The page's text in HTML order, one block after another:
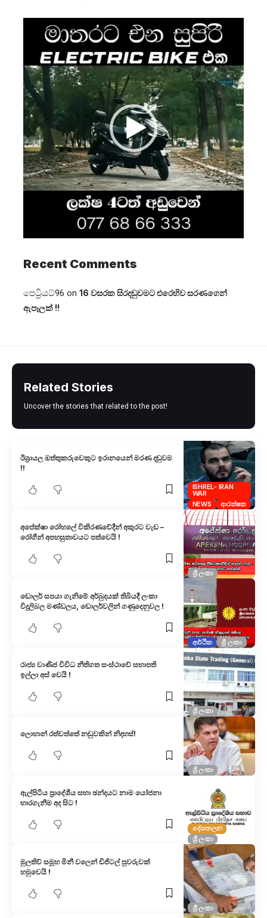
Player
Recent Comments
පෙට්‍රියට්96 on 16 වසරක සිරදඬුවමට එරෙහිව සරණගෙන්
ඇපෑලක් !!
Related Stories
Uncover the stories that related to the post!
ISHREL- IRAN
WAR
NEWS
ආරක්ෂක
ඊශ්‍රායල ඔත්තුකරුවෙකුට ඉරානයෙන් මරණ දඬුවම
!!
ශ්‍රී ලංකා
අපේක්ෂා රෝහලේ විකිරණවේදීන් අකුරට වැඩ –
රෝගීන් අපහසුතාවයට පත්වෙයි !
ආර්ථික ශ්‍රී ලංකා
ඩොලර් සපයා ගැනිමේ අර්බුදයක් තිබියදී ලංකා
විදුලිබල මණ්ඩලය, ඩොලර්වලින් ගණුදෙනුවල !
ශ්‍රී ලංකා
රාජ්‍ය වාණිජ විවිධ නීතිගත සංස්ථාවේ සභාපති
ඉල්ලා අස් වෙයි !
ශ්‍රී ලංකා
ලොහාන් රත්වත්තේ නඩුවකින් නිදහස්!
දේශපාලන
ශ්‍රී ලංකා
ඇල්පිටිය ප්‍රාදේශීය සභා ඡන්දයට නාම යෝජනා
භාරගැනීම අද සිට !
ශ්‍රී ලංකා
මුලතිව් සමූහ මිනී වලෙන් ඩිජිටල් පුවරුවක්
හමුවෙයි !